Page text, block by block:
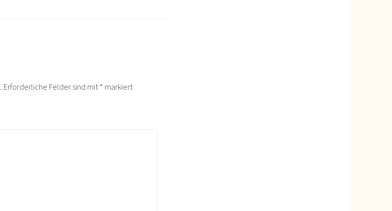
Erforderliche Felder sind mit* markiert